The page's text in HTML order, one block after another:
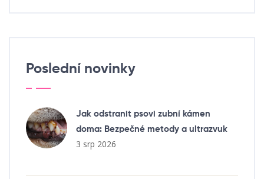
Poslední novinky
Jak odstranit psovi zubní kámen
doma: Bezpečné metody a ultrazvuk
3 srp 2026